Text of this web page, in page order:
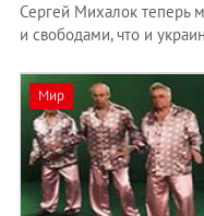
Сергей Михалок теперь
и свободами, что и
Мир